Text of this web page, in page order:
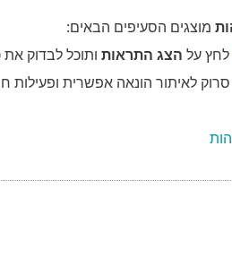
מוצגים הסעיפים הבאים:
על הצג התראותותוכל לבדוק
לאיתור הונאה אפשרית ופעילות